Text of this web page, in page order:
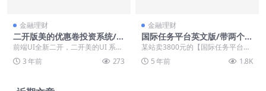
金融理财
二开版美的优惠卷投资系统/奢
饰品投资返利/代理后台
前端UI全新二开，二开美的UI 系统
采用Larave框架，系统带权限代理
后台 去...
3 年前 273
金融理财
国际任务平台英文版/带两个小
游戏/国际版任务平台/抖音分
享点赞任务平台源码
某站卖3800元的【国际任务平台】
英文版/带两个小游戏/国际版任务平
台/抖音分享...
5 年前 1.8K